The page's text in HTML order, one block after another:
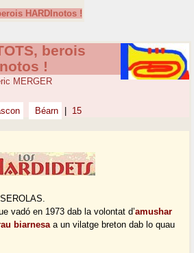
HARDInotos !
berois
!
MERGER
Béarn 15
vadó en 1973 dab la volontat d’amushar
biarnesaa un vilatge breton dab lo quau